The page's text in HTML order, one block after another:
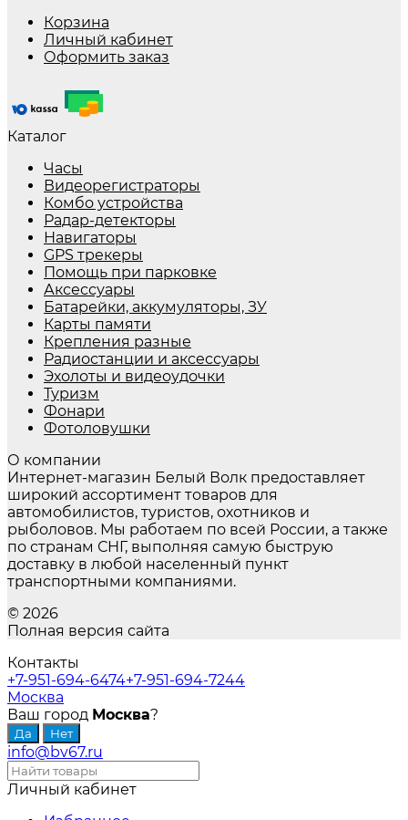
Корзина
Личный кабинет
Оформить заказ
Каталог
Часы
Видеорегистраторы
Комбо устройства
Радар-детекторы
Навигаторы
GPS трекеры
Помощь при парковке
Аксессуары
Батарейки, аккумуляторы, ЗУ
Карты памяти
Крепления разные
Радиостанции и аксессуары
Эхолоты и видеоудочки
Туризм
Фонари
Фотоловушки
О компании
Интернет-магазин Белый Волк предоставляет
широкий ассортимент товаров для
автомобилистов, туристов, охотников и
рыболовов. Мы работаем по всей России, а также
по странам СНГ, выполняя самую быструю
доставку в любой населенный пункт
транспортными компаниями.
© 2026
Полная версия сайта
Контакты
+7-951-694-6474+7-951-694-7244
Москва
Ваш город Москва?
info@bv67.ru
Личный кабинет